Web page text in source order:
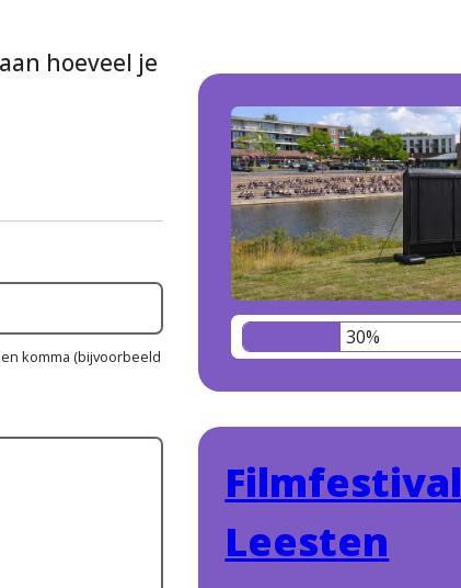
hoeveel je
komma (bijvoorbeeld
30%
Filmfestival
Leesten